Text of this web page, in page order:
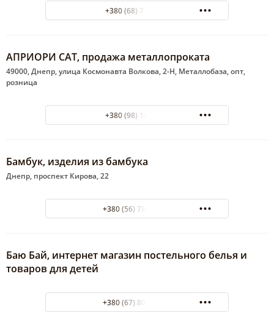
+380 (68) 7754975
АПРИОРИ САТ, продажа металлопроката
49000, Днепр, улица Космонавта Волкова, 2-Н, Металлобаза, опт,
розница
+380 (98) 1802588
Бамбук, изделия из бамбука
Днепр, проспект Кирова, 22
+380 (56) 788-46-34
Баю Бай, интернет магазин постельного белья и
товаров для детей
+380 (67) 801-38-61